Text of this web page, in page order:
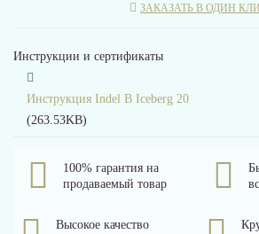
Indel B
MEYVEL
Личный кабинет
Регистрация
Настольные мини-бары
ЗАКАЗАТЬ В ОДИН
Инструкции и сертификаты
Инструкция Indel B Iceberg 20
(263.53KB)
100% гарантия на
продаваемый товар
Высокое качество